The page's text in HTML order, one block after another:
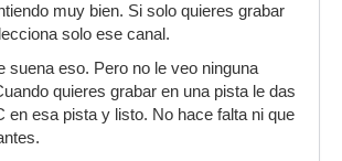
muy bien. Si solo quieres grabar
solo ese canal.
suena eso. Pero no le veo ninguna
quieres grabar en una pista le das
en esa pista y listo. No hace falta ni que